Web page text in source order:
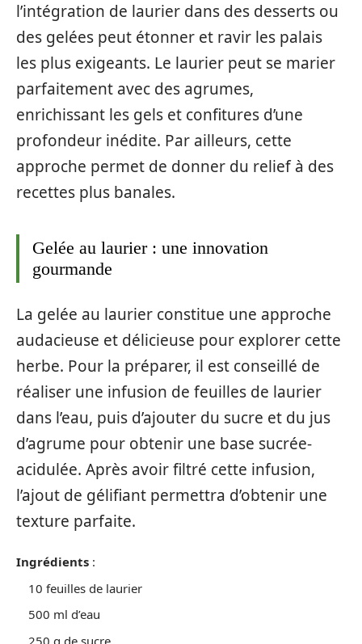
l’intégration de laurier dans des desserts ou
des gelées peut étonner et ravir les palais
les plus exigeants. Le laurier peut se marier
parfaitement avec des agrumes,
enrichissant les gels et confitures d’une
profondeur inédite. Par ailleurs, cette
approche permet de donner du relief à des
recettes plus banales.
Gelée au laurier : une innovation
gourmande
La gelée au laurier constitue une approche
audacieuse et délicieuse pour explorer cette
herbe. Pour la préparer, il est conseillé de
réaliser une infusion de feuilles de laurier
dans l’eau, puis d’ajouter du sucre et du jus
d’agrume pour obtenir une base sucrée-
acidulée. Après avoir filtré cette infusion,
l’ajout de gélifiant permettra d’obtenir une
texture parfaite.
Ingrédients :
10 feuilles de laurier
500 ml d’eau
250 g de sucre